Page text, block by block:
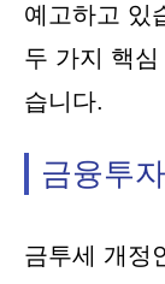
예고하고 있
두 가지 핵
습니다.
금융투
금투세 개정